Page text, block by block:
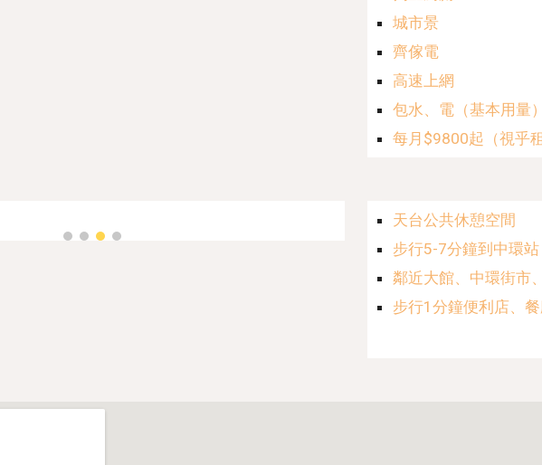
城市景
齊傢電
高速上網
包水、電（基本用量）
每月$9800起（視乎
天台公共休憩空間
步行5-7分鐘到中環站
鄰近大館、中環街市
步行1分鐘便利店、